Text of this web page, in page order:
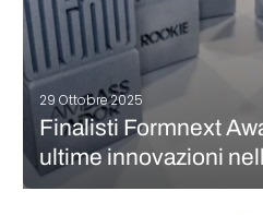
29 Ottobre 2025
Finalisti Formnext
ultime innovazioni